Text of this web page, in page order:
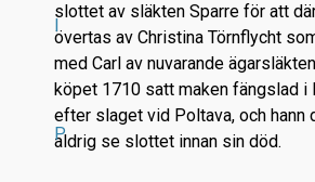
l
P
slottet av släkten Sparre för att
övertas av Christina Törnflycht
med Carl av nuvarande
köpet 1710 satt maken fängslad i
efter slaget vid Poltava, och hann
aldrig se slottet innan sin död.